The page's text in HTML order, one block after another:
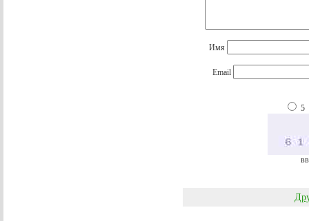
Имя
Email
5